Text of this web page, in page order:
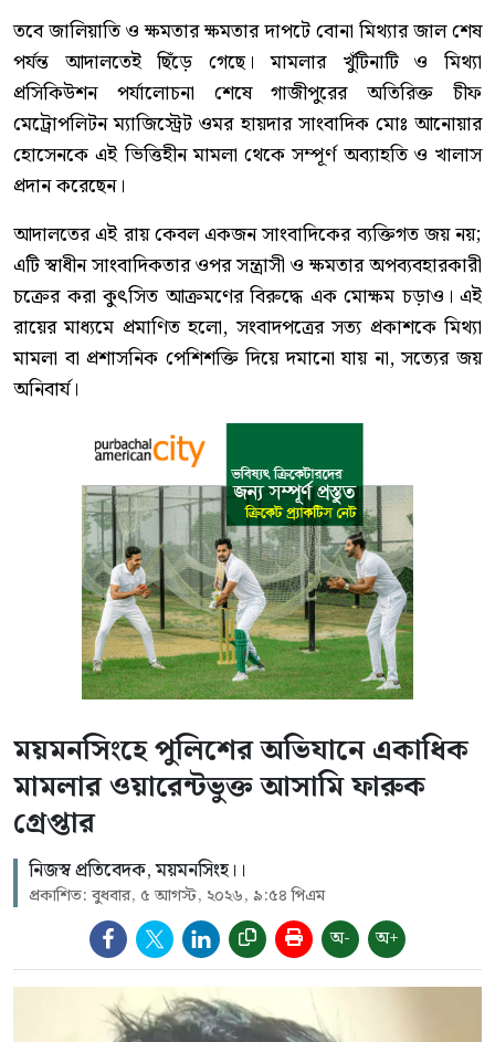
তবে জালিয়াতি ও ক্ষমতার ক্ষমতার দাপটে বোনা মিথ্যার জাল শেষ
পর্যন্ত আদালতেই ছিঁড়ে গেছে। মামলার খুঁটিনাটি ও মিথ্যা
প্রসিকিউশন পর্যালোচনা শেষে গাজীপুরের অতিরিক্ত চীফ
মেট্রোপলিটন ম্যাজিস্ট্রেট ওমর হায়দার সাংবাদিক মোঃ আনোয়ার
হোসেনকে এই ভিত্তিহীন মামলা থেকে সম্পূর্ণ অব্যাহতি ও খালাস
প্রদান করেছেন।
আদালতের এই রায় কেবল একজন সাংবাদিকের ব্যক্তিগত জয় নয়;
এটি স্বাধীন সাংবাদিকতার ওপর সন্ত্রাসী ও ক্ষমতার অপব্যবহারকারী
চক্রের করা কুৎসিত আক্রমণের বিরুদ্ধে এক মোক্ষম চড়াও। এই
রায়ের মাধ্যমে প্রমাণিত হলো, সংবাদপত্রের সত্য প্রকাশকে মিথ্যা
মামলা বা প্রশাসনিক পেশিশক্তি দিয়ে দমানো যায় না, সত্যের জয়
অনিবার্য।
ময়মনসিংহে পুলিশের অভিযানে একাধিক
মামলার ওয়ারেন্টভুক্ত আসামি ফারুক
গ্রেপ্তার
নিজস্ব প্রতিবেদক, ময়মনসিংহ।।
প্রকাশিত: বুধবার, ৫ আগস্ট, ২০২৬, ৯:৫৪ পিএম
অ- অ+